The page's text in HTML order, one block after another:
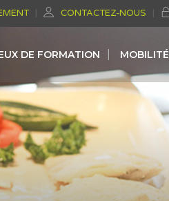
CONTACTEZ-NOUS
DE FORMATION